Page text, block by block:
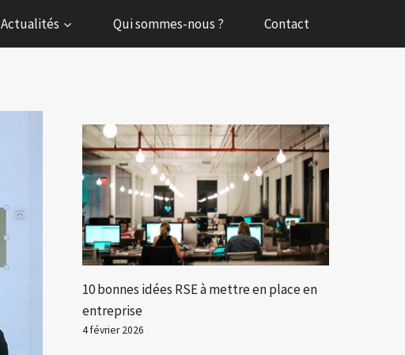
Actualités Qui sommes-nous ? Contact
10 bonnes idées RSE à mettre en place en
entreprise
4 février 2026